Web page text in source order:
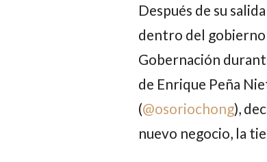
Después de su
dentro del gobierno
Gobernación
de Enrique Peña
(@osoriochong),
nuevo negocio, la